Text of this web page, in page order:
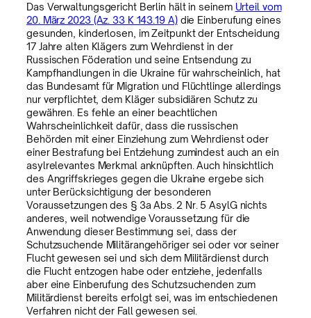
Das Verwaltungsgericht Berlin hält in seinem Urteil vom
20. März 2023 (Az. 33 K 143.19 A)die Einberufung eines
gesunden, kinderlosen, im Zeitpunkt der Entscheidung
17 Jahre alten Klägers zum Wehrdienst in der
Russischen Föderation und seine Entsendung zu
Kampfhandlungen in die Ukraine für wahrscheinlich, hat
das Bundesamt für Migration und Flüchtlinge allerdings
nur verpflichtet, dem Kläger subsidiären Schutz zu
gewähren. Es fehle an einer beachtlichen
Wahrscheinlichkeit dafür, dass die russischen
Behörden mit einer Einziehung zum Wehrdienst oder
einer Bestrafung bei Entziehung zumindest auch an ein
asylrelevantes Merkmal anknüpften. Auch hinsichtlich
des Angriffskrieges gegen die Ukraine ergebe sich
unter Berücksichtigung der besonderen
Voraussetzungen des § 3a Abs. 2 Nr. 5 AsylG nichts
anderes, weil notwendige Voraussetzung für die
Anwendung dieser Bestimmung sei, dass der
Schutzsuchende Militärangehöriger sei oder vor seiner
Flucht gewesen sei und sich dem Militärdienst durch
die Flucht entzogen habe oder entziehe, jedenfalls
aber eine Einberufung des Schutzsuchenden zum
Militärdienst bereits erfolgt sei, was im entschiedenen
Verfahren nicht der Fall gewesen sei.